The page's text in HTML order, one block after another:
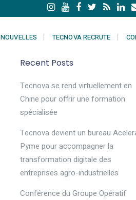
NOUVELLES TECNOVA RECRUTE
Recent Posts
Tecnova se rend virtuellement en
Chine pour offrir une formation
spécialisée
Tecnova devient un bureau
Pyme pour accompagner la
transformation digitale des
entreprises agro-industrielles
Conférence du Groupe Opératif